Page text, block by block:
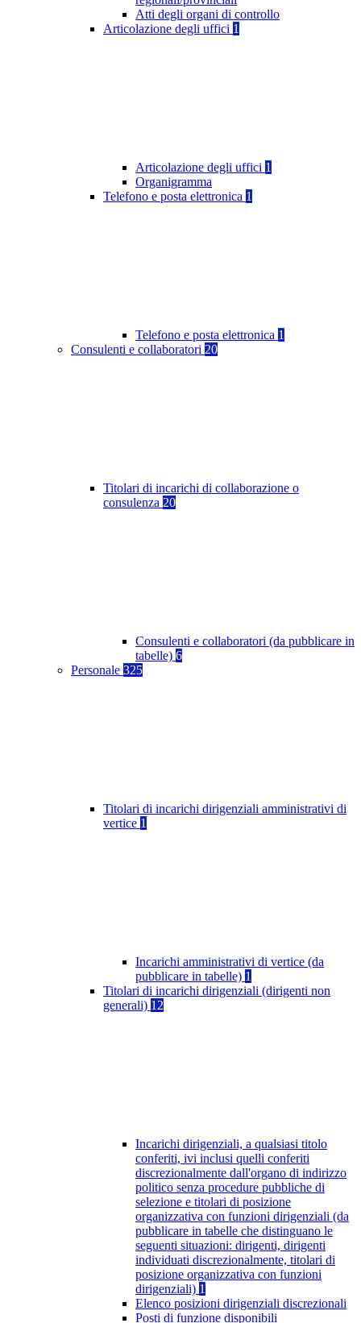
Atti degli organi di controllo
Articolazione degli uffici 1
Articolazione degli uffici 1
Organigramma
Telefono e posta elettronica 1
Telefono e posta elettronica 1
Consulenti e collaboratori 20
Titolari di incarichi di collaborazione o
consulenza 20
Consulenti e collaboratori (da pubblicare in
tabelle) 6
Personale 325
Titolari di incarichi dirigenziali amministrativi di
vertice 1
Incarichi amministrativi di vertice (da
pubblicare in tabelle) 1
Titolari di incarichi dirigenziali (dirigenti non
generali) 12
Incarichi dirigenziali, a qualsiasi titolo
conferiti, ivi inclusi quelli conferiti
discrezionalmente dall'organo di indirizzo
politico senza procedure pubbliche di
selezione e titolari di posizione
organizzativa con funzioni dirigenziali (da
pubblicare in tabelle che distinguano le
seguenti situazioni: dirigenti, dirigenti
individuati discrezionalmente, titolari di
posizione organizzativa con funzioni
dirigenziali) 1
Elenco posizioni dirigenziali discrezionali
Posti di funzione disponibili